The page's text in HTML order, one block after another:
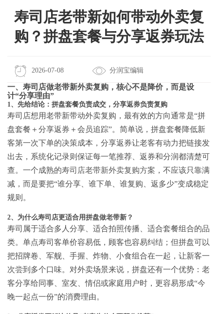
寿司店老带新如何带动外卖复
购？拼盘套餐与分享返券玩法
2026-07-08 分润宝编辑
一、寿司店做老带新外卖复购，核心不是降价，而是设
计“分享理由”
1、先给结论：拼盘套餐负责成交，分享返券负责复购
寿司店想用老带新带动外卖复购，最有效的方向通常是“拼
盘套餐＋分享返券＋会员追踪”。简单说，拼盘套餐降低新
客第一次下单的决策成本，分享返券让老客有动力把链接发
出去，系统化记录则保证每一笔推荐、返券和分润都清楚可
查。一个成熟的寿司店老带新外卖复购方案 ，不应该只靠满
减，而是要把“谁分享、谁下单、谁复购、返多少”变成稳定
规则。
2、为什么寿司店更适合用拼盘做老带新？
寿司属于适合多人分享、适合拍照传播、适合套餐组合的品
类。单点寿司客单价容易低，顾客也容易纠结；但拼盘可以
把招牌卷、军舰、手握、炸物、小食组合在一起，让新客一
次尝到多个口味。对外卖场景来说，拼盘还有一个优势：老
客分享给同事、室友、情侣或家庭用户时，更容易形成“今
晚一起点一份”的消费理由。